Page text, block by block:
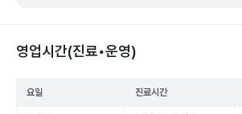
영업시간(진료•운영)
요일 진료시간